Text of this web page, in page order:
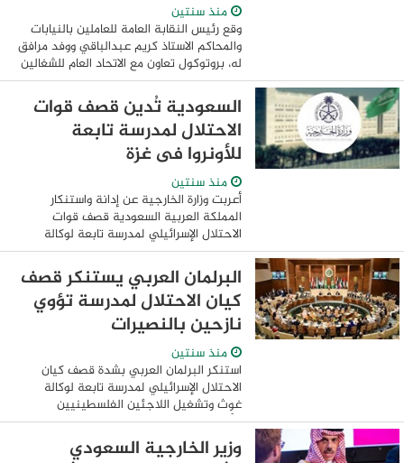
منذ سنتين
وقع رئيس النقابة العامة للعاملين بالنيابات
والمحاكم الاستاذ كريم عبدالباقي ووفد مرافق
له، بروتوكول تعاون مع الاتحاد العام للشغالين
بالمغرب وذلك علي هامش مشاركة النقابة
فاعليات مؤتمر منظمة العمل ...
السعودية تُدين قصف قوات
الاحتلال لمدرسة تابعة
للأونروا فى غزة
منذ سنتين
أعربت وزارة الخارجية عن إدانة واستنكار
المملكة العربية السعودية قصف قوات
الاحتلال الإسرائيلي لمدرسة تابعة لوكالة
غوث وتشغيل اللاجئين الفلسطينيين
(الأونروا)، تؤوي النازحين المدنيين في مخيم
...
البرلمان العربي يستنكر قصف
كيان الاحتلال لمدرسة تؤوي
نازحين بالنصيرات
منذ سنتين
استنكر البرلمان العربي بشدة قصف كيان
الاحتلال الإسرائيلي لمدرسة تابعة لوكالة
غوث وتشغيل اللاجئين الفلسطينيين
"الأونروا"، والتي تؤوي آلاف النازحين المدنيين
في مخيم النصيرات وسط قطاع غزة، ما أسفر
عن ...
وزير الخارجية السعودي